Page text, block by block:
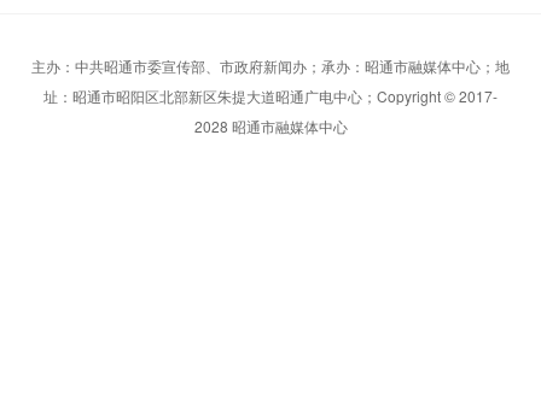
主办：中共昭通市委宣传部、市政府新闻办；承办：昭通市融媒体中心；地
址：昭通市昭阳区北部新区朱提大道昭通广电中心；Copyright © 2017-
2028 昭通市融媒体中心